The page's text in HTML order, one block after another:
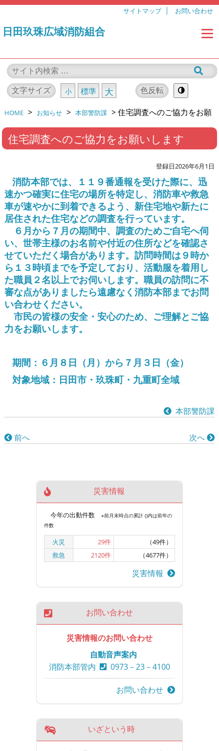
サイトマップ お問い合わせ
日田玖珠広域消防組合
文字サイズ 小 標準 大 色反転
HOME > お知らせ > 本部警防課 >住宅調査へのご協力をお願
いします
住宅調査へのご協力をお願いします
登録日2026年6月1日
消防本部では、１１９番通報を受けた際に、迅
速かつ確実に住宅の場所を特定し、消防車や救急
車が速やかに到着できるよう、新住宅地や新たに
居住された住宅などの調査を行っています。
６月から７月の期間中、調査のためご自宅へ伺
い、世帯主様のお名前や付近の住所などを確認さ
せていただく場合があります。訪問時間は９時か
ら１３時頃までを予定しており、活動服を着用し
た職員２名以上でお伺いします。職員の訪問に不
審な点がありましたら遠慮なく消防本部までお問
い合わせください。
市民の皆様の安全・安心のため、ご理解とご協
力をお願いします。
期間：６月８日（月）から７月３日（金）
対象地域：日田市・玖珠町・九重町全域
本部警防課
前へ 次へ
災害情報
今年の出動件数
※前月末時点の累計 ()内は前年の
件数
火災 29件
（49件）
救急
2120件 （4677件）
災害情報
お問い合わせ
災害情報のお問い合わせ
自動音声案内
消防本部管内
0973－23－4100
お問い合わせ
いざという時